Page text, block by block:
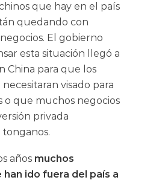
que hay en el país
quedando con
El gobierno
esta situación llegó a
China para que los
visado para
o que muchos negocios
privada
años muchos
ido fuera del país a